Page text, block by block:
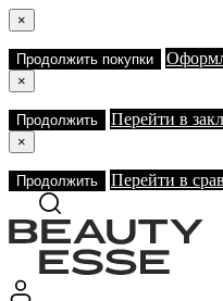
×
Продолжить покупки
×
Продолжить Перейти в
×
Продолжить Перейти в